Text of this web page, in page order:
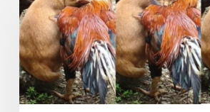
Mesra
Dengan
Ayam
Buat
Ramai
Terhibur.